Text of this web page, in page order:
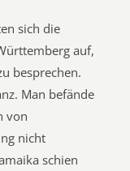
sich die
auf,
besprechen.
Man befände
von
nicht
schien